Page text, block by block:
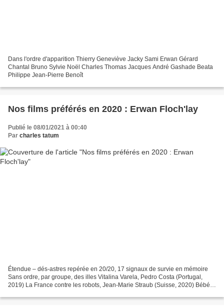
Dans l'ordre d'apparition Thierry Geneviève Jacky Sami Erwan Gérard
Chantal Bruno Sylvie Noël Charles Thomas Jacques André Gashade Beata
Philippe Jean-Pierre Benoît
Nos films préférés en 2020 : Erwan Floch'lay
Publié le 08/01/2021 à 00:40
Par charles tatum
Étendue – dés-astres repérée en 20/20, 17 signaux de survie en mémoire
Sans ordre, par groupe, des illes Vitalina Varela, Pedro Costa (Portugal,
2019) La France contre les robots, Jean-Marie Straub (Suisse, 2020) Bébé